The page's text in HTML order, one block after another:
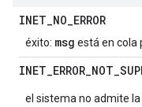
INET_NO_ERROR
éxito: msg está en cola
INET_ERROR_NOT_
el sistema no admite